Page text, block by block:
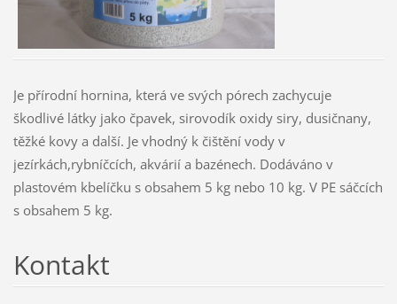
Je přírodní hornina, která ve svých pórech zachycuje
škodlivé látky jako čpavek, sirovodík oxidy siry, dusičnany,
těžké kovy a další. Je vhodný k čištění vody v
jezírkách,rybníčcích, akvárií a bazénech. Dodáváno v
plastovém kbelíčku s obsahem 5 kg nebo 10 kg. V PE sáčcích
s obsahem 5 kg.
Kontakt